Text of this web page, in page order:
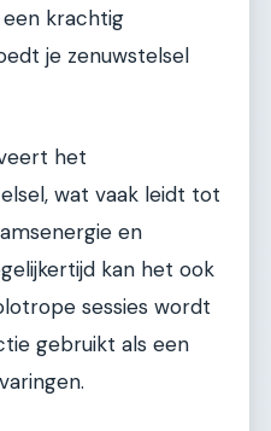
krachtig
je zenuwstelsel
het
wat vaak leidt tot
en
kan het ook
sessies wordt
gebruikt als een